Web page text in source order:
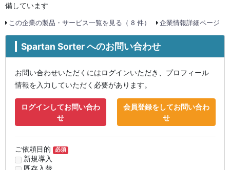
備しています
この企業の製品・サービス一覧を見る（ 8 件） 企業情報詳細ページ
Spartan Sorter へのお問い合わせ
お問い合わせいただくにはログインいただき、プロフィール
情報を入力していただく必要があります。
ログインしてお問い合わ
せ
会員登録をしてお問い合わ
せ
ご依頼目的 必須
新規導入